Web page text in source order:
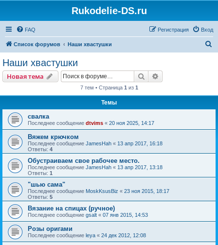
Rukodelie-DS.ru
FAQ Вход
Регистрация
Список форумов Наши хвастушки
Наши хвастушки
Новая тема Поиск
7 тем • Страница 1 из 1
Темы
свалка
Последнее сообщение dtvims « 20 ноя 2025, 14:17
Вяжем крючком
Последнее сообщение JamesHah « 13 апр 2017, 16:18
Ответы: 4
Обустраиваем свое рабочее место.
Последнее сообщение JamesHah « 13 апр 2017, 13:18
Ответы: 1
"шью сама"
Последнее сообщение MoskKsusBiz « 23 ноя 2015, 18:17
Ответы: 5
Вязание на спицах (ручное)
Последнее сообщение gsalt « 07 янв 2015, 14:53
Розы оригами
Последнее сообщение leya « 24 дек 2012, 12:08